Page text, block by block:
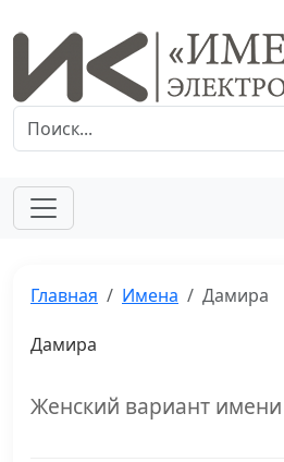
Главная Имена Дамира
Дамира
Женский вариант имени